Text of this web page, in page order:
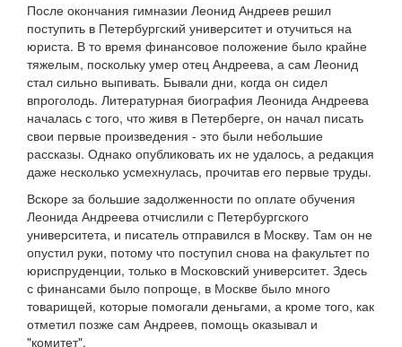
После окончания гимназии Леонид Андреев решил
поступить в Петербургский университет и отучиться на
юриста. В то время финансовое положение было крайне
тяжелым, поскольку умер отец Андреева, а сам Леонид
стал сильно выпивать. Бывали дни, когда он сидел
впроголодь. Литературная биография Леонида Андреева
началась с того, что живя в Петерберге, он начал писать
свои первые произведения - это были небольшие
рассказы. Однако опубликовать их не удалось, а редакция
даже несколько усмехнулась, прочитав его первые труды.
Вскоре за большие задолженности по оплате обучения
Леонида Андреева отчислили с Петербургского
университета, и писатель отправился в Москву. Там он не
опустил руки, потому что поступил снова на факультет по
юриспруденции, только в Московский университет. Здесь
с финансами было попроще, в Москве было много
товарищей, которые помогали деньгами, а кроме того, как
отметил позже сам Андреев, помощь оказывал и
"комитет".